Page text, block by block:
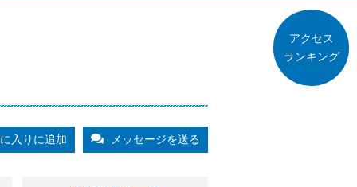
入りに追加 メッセージを送る
アクセス
ランキング